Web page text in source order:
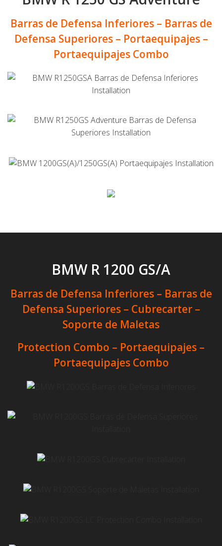
Barras de Defensa Inferiores – Barras de
Defensa Superiores – Portaequipajes –
Portaequipajes Combo
BMW R 1200 GS/A
Barras de Defensa Inferiores – Barras de
Defensa Superiores – Cubrecarter –
Soporte de Maletas
Protection Combo – Portaequipajes –
Portaequipajes Combo